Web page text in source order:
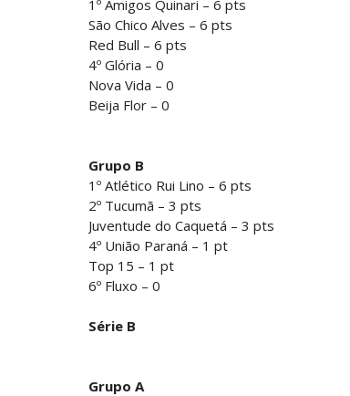
1º Amigos Quinari – 6 pts
São Chico Alves – 6 pts
Red Bull – 6 pts
4º Glória – 0
Nova Vida – 0
Beija Flor – 0
Grupo B
1º Atlético Rui Lino – 6 pts
2º Tucumã – 3 pts
Juventude do Caquetá – 3 pts
4º União Paraná – 1 pt
Top 15 – 1 pt
6º Fluxo – 0
Série B
Grupo A